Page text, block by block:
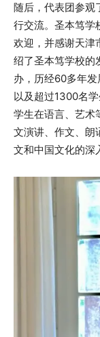
随后，代表团参观
行交流。圣本笃学
欢迎，并感谢天津
绍了圣本笃学校的
办，历经60多年
以及超过1300名
学生在语言、艺术
文演讲、作文、朗
文和中国文化的深